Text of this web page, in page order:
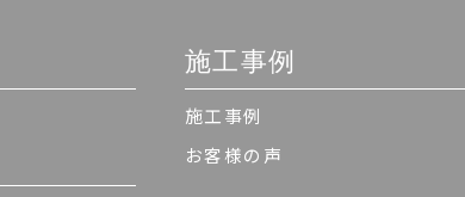
施工事例
施工事例
お客様の声